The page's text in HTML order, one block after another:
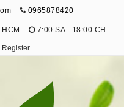
0965878420
7:00 SA - 18:00 CH
Register